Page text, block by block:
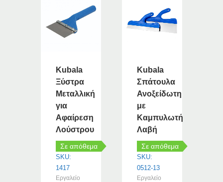
Kubala
Ξύστρα
Μεταλλική
για
Αφαίρεση
Λούστρου
Σε απόθεμα
SKU:
1417
Εργαλείο
Kubala
Σπάτουλα
Ανοξείδωτη
με
Καμπυλωτή
Λαβή
Σε απόθεμα
SKU:
0512-13
Εργαλείο